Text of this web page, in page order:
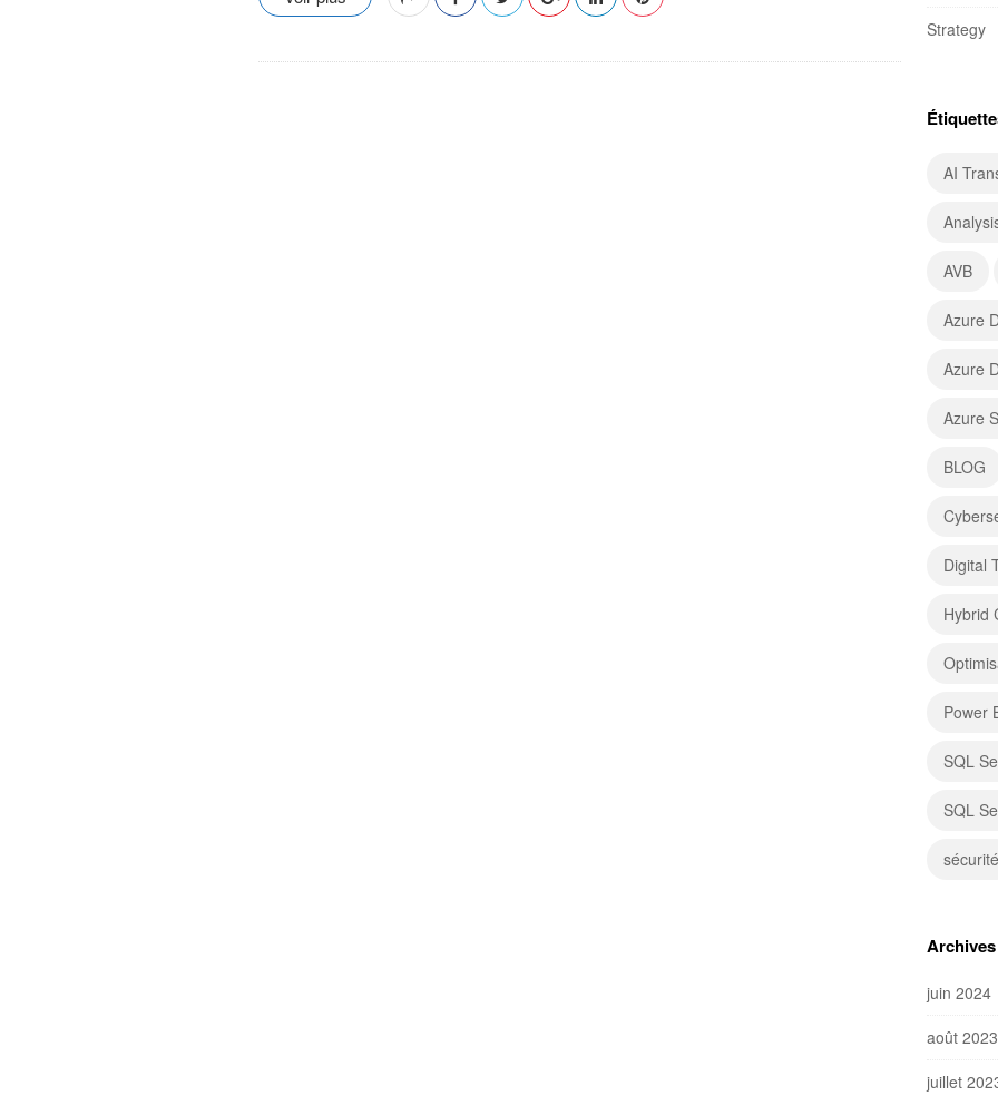
Strategy
AI
AVB
Azure
Azure
Azure
BLOG
Digital
Hybrid
Power
SQL
SQL
sécurité
Archives
juin 2024
août 2023
juillet